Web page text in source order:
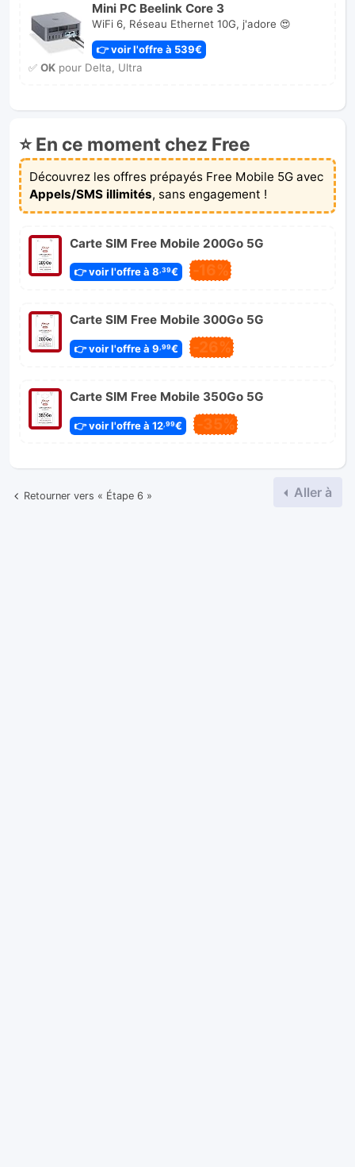
Mini PC Beelink Core 3
WiFi 6, Réseau Ethernet 10G, j'adore 😍
👉 voir l'offre à 539€
✅ OKpour Delta, Ultra
⭐ En ce moment chez Free
Découvrez les offres prépayés Free Mobile 5G avec
Appels/SMS illimités, sans engagement !
Carte SIM Free Mobile 200Go 5G
👉 voir l'offre à 8,39€ -16%
Carte SIM Free Mobile 300Go 5G
👉 voir l'offre à 9,99€ -26%
Carte SIM Free Mobile 350Go 5G
👉 voir l'offre à 12,99€ -35%
Retourner vers « Étape 6 » Aller à